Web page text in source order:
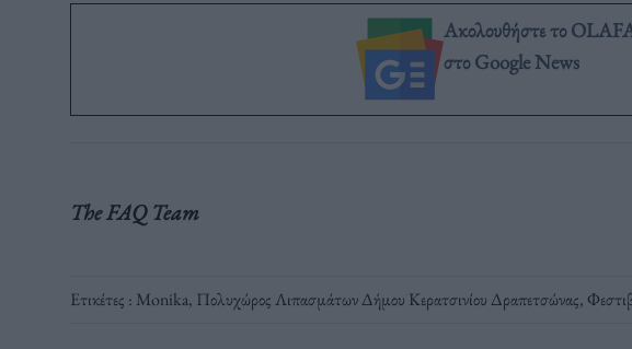
Ακολουθήστε το
στο Google News
The FAQ Team
Ετικέτες : Monika, Πολυχώρος Λιπασμάτων Δήμου Κερατσινίου Δραπετσώνας,